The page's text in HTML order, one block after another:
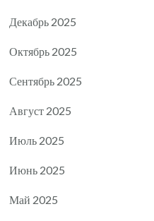
Декабрь 2025
Октябрь 2025
Сентябрь 2025
Август 2025
Июль 2025
Июнь 2025
Май 2025